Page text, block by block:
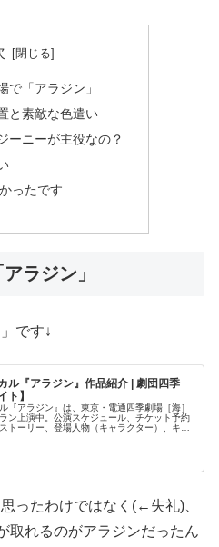
で「アラジン」
と素敵な色遣い
ーニーが主役なの？
ったです
ラジン」
です↓
ル『アラジン』作品紹介 | 劇団四季
ト】
『アラジン』は、東京・電通四季劇場［海］
ン上演中。公演スケジュール、チケット予約
トーリー、登場人物（キャラクター）、キャ
ったわけではなく(←失礼)、
取れるのがアラジンだったん